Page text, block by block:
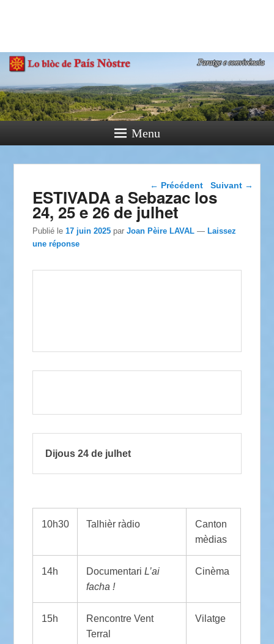
Paratge e Convivència
Menu
Navigation dans les
← Précédent Suivant →
ESTIVADA a Sebazac los
24, 25 e 26 de julhet
Publié le17 juin 2025 parJoan Pèire LAVAL —Laissez
une réponse
Dijous 24 de julhet
10h30 Talhièr ràdio
Canton
mèdias
14h Documentari L’ai
facha !
Cinèma
15h
Rencontre Vent
Terral
Vilatge